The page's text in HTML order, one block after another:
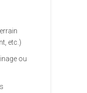
etc.)
ou